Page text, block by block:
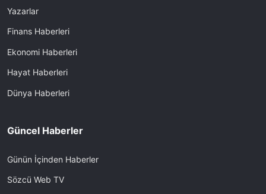
Yazarlar
Finans Haberleri
Ekonomi Haberleri
Hayat Haberleri
Dünya Haberleri
Güncel Haberler
Günün İçinden Haberler
Sözcü Web TV